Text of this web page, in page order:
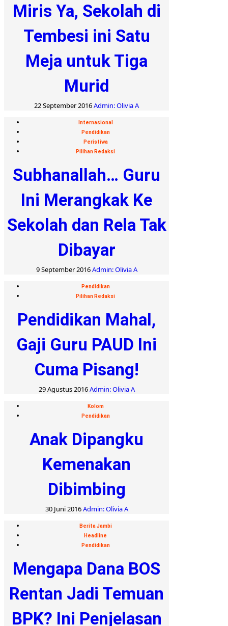
Miris Ya, Sekolah di
Tembesi ini Satu
Meja untuk Tiga
Murid
22 September 2016Admin: Olivia A
Internasional
Pendidikan
Peristiwa
Pilihan Redaksi
Subhanallah… Guru
Ini Merangkak Ke
Sekolah dan Rela Tak
Dibayar
9 September 2016Admin: Olivia A
Pendidikan
Pilihan Redaksi
Pendidikan Mahal,
Gaji Guru PAUD Ini
Cuma Pisang!
29 Agustus 2016Admin: Olivia A
Kolom
Pendidikan
Anak Dipangku
Kemenakan
Dibimbing
30 Juni 2016Admin: Olivia A
Berita Jambi
Headline
Pendidikan
Mengapa Dana BOS
Rentan Jadi Temuan
BPK? Ini Penjelasan